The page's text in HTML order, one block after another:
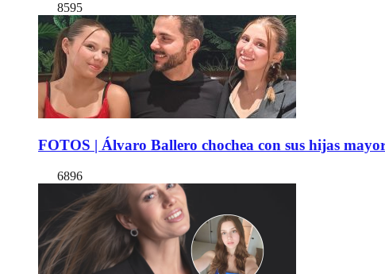
8595
FOTOS | Álvaro Ballero chochea con sus hijas
6896